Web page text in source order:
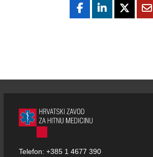
Telefon: +385 1 4677 390